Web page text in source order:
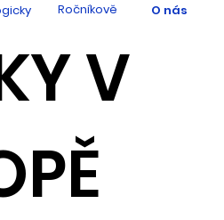
V
Ročníkově O nás